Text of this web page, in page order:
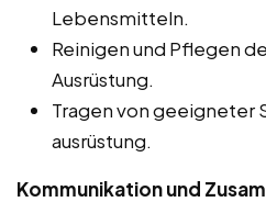
Lebensmitteln.
Reinigen und Pflegen
Ausrüstung.
Tragen von geeigneter
ausrüstung.
Kommunikation und